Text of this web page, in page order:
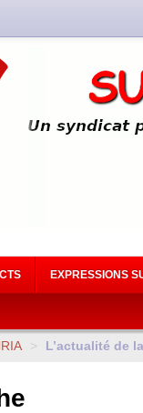
EXPRESSIONS
> L’actualité de